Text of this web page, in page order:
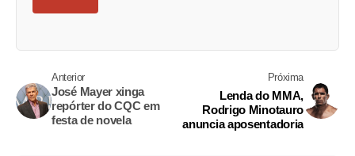
Anterior
José Mayer xinga
repórter do CQC em
festa de novela
Próxima
Lenda do MMA,
Rodrigo Minotauro
anuncia aposentadoria